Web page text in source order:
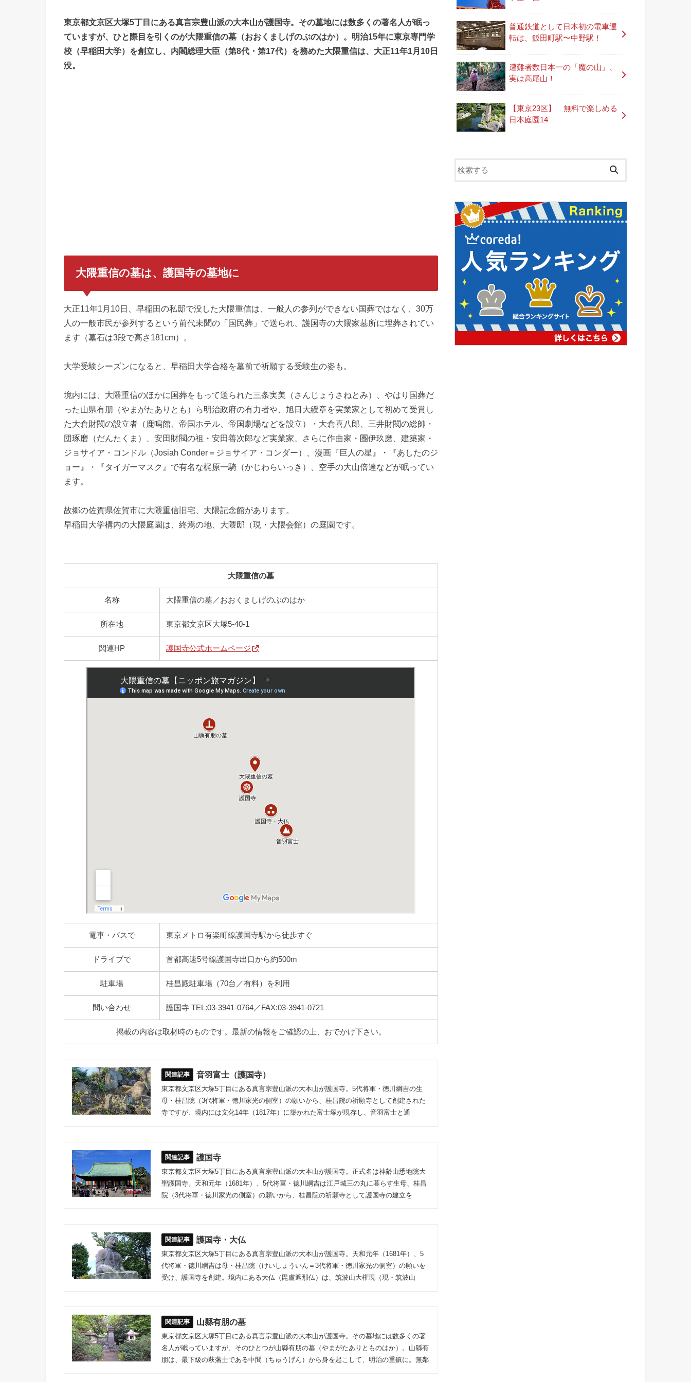
東京都文京区大塚5丁目にある真言宗豊山派の大本山が護国寺。その墓地には数多くの著名人が眠っ
ていますが、ひと際目を引くのが大隈重信の墓（おおくましげのぶのはか）。明治15年に東京専門学
校（早稲田大学）を創立し、内閣総理大臣（第8代・第17代）を務めた大隈重信は、大正11年1月10日
没。
大隈重信の墓は、護国寺の墓地に
大正11年1月10日、早稲田の私邸で没した大隈重信は、一般人の参列ができない国葬ではなく、30万
人の一般市民が参列するという前代未聞の「国民葬」で送られ、護国寺の大隈家墓所に埋葬されてい
ます（墓石は3段で高さ181cm）。
大学受験シーズンになると、早稲田大学合格を墓前で祈願する受験生の姿も。
境内には、大隈重信のほかに国葬をもって送られた三条実美（さんじょうさねとみ）、やはり国葬だ
った山県有朋（やまがたありとも）ら明治政府の有力者や、旭日大綬章を実業家として初めて受賞し
た大倉財閥の設立者（鹿鳴館、帝国ホテル、帝国劇場などを設立）・大倉喜八郎、三井財閥の総帥・
団琢磨（だんたくま）、安田財閥の祖・安田善次郎など実業家、さらに作曲家・團伊玖磨、建築家・
ジョサイア・コンドル（Josiah Conder＝ジョサイア・コンダー）、漫画『巨人の星』・『あしたのジ
ョー』・『タイガーマスク』で有名な梶原一騎（かじわらいっき）、空手の大山倍達などが眠ってい
ます。
故郷の佐賀県佐賀市に大隈重信旧宅、大隈記念館があります。
早稲田大学構内の大隈庭園は、終焉の地、大隈邸（現・大隈会館）の庭園です。
大隈重信の墓
名称 大隈重信の墓／おおくましげのぶのはか
所在地 東京都文京区大塚5-40-1
関連HP 護国寺公式ホームページ
電車・バスで 東京メトロ有楽町線護国寺駅から徒歩すぐ
ドライブで 首都高速5号線護国寺出口から約500m
駐車場 桂昌殿駐車場（70台／有料）を利用
問い合わせ 護国寺 TEL:03-3941-0764／FAX:03-3941-0721
掲載の内容は取材時のものです。最新の情報をご確認の上、おでかけ下さい。
音羽富士（護国寺）
東京都文京区大塚5丁目にある真言宗豊山派の大本山が護国寺。5代将軍・徳川綱吉の生
母・桂昌院（3代将軍・徳川家光の側室）の願いから、桂昌院の祈願寺として創建された
寺ですが、境内には文化14年（1817年）に築かれた富士塚が現存し、音羽富士と通
護国寺
東京都文京区大塚5丁目にある真言宗豊山派の大本山が護国寺。正式名は神齢山悉地院大
聖護国寺。天和元年（1681年）、5代将軍・徳川綱吉は江戸城三の丸に暮らす生母、桂昌
院（3代将軍・徳川家光の側室）の願いから、桂昌院の祈願寺として護国寺の建立を
護国寺・大仏
東京都文京区大塚5丁目にある真言宗豊山派の大本山が護国寺。天和元年（1681年）、5
代将軍・徳川綱吉は母・桂昌院（けいしょういん＝3代将軍・徳川家光の側室）の願いを
受け、護国寺を創建。境内にある大仏（毘盧遮那仏）は、筑波山大権現（現・筑波山
山縣有朋の墓
東京都文京区大塚5丁目にある真言宗豊山派の大本山が護国寺。その墓地には数多くの著
名人が眠っていますが、そのひとつが山縣有朋の墓（やまがたありとものはか）。山縣有
朋は、最下級の萩藩士である中間（ちゅうげん）から身を起こして、明治の重鎮に。無鄰
普通鉄道として日本初の電車運
転は、飯田町駅〜中野駅！
遭難者数日本一の「魔の山」、
実は高尾山！
【東京23区】 無料で楽しめる
日本庭園14